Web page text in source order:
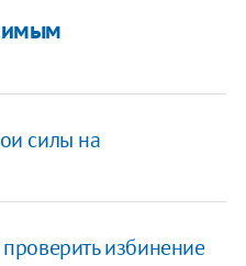
силы на
избинение